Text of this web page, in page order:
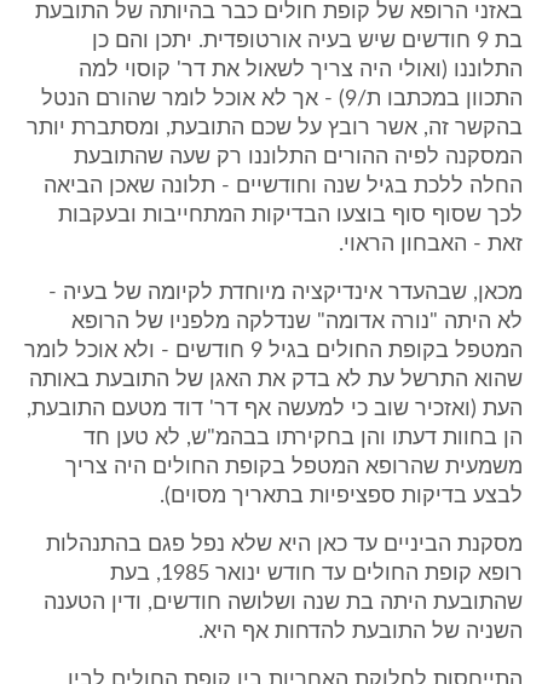
באזני הרופא של קופת חולים כבר בהיותה של התובעת
בת 9 חודשים שיש בעיה אורטופדית. יתכן והם כן
התלוננו (ואולי היה צריך לשאול את דר' קוסוי למה
התכוון במכתבו ת/9) - אך לא אוכל לומר שהורם הנטל
בהקשר זה, אשר רובץ על שכם התובעת, ומסתברת יותר
המסקנה לפיה ההורים התלוננו רק שעה שהתובעת
החלה ללכת בגיל שנה וחודשיים - תלונה שאכן הביאה
לכך שסוף סוף בוצעו הבדיקות המתחייבות ובעקבות
זאת - האבחון הראוי.
מכאן, שבהעדר אינדיקציה מיוחדת לקיומה של בעיה -
לא היתה "נורה אדומה" שנדלקה מלפניו של הרופא
המטפל בקופת החולים בגיל 9 חודשים - ולא אוכל לומר
שהוא התרשל עת לא בדק את האגן של התובעת באותה
העת (ואזכיר שוב כי למעשה אף דר' דוד מטעם התובעת,
הן בחוות דעתו והן בחקירתו בבהמ"ש, לא טען חד
משמעית שהרופא המטפל בקופת החולים היה צריך
לבצע בדיקות ספציפיות בתאריך מסוים).
מסקנת הביניים עד כאן היא שלא נפל פגם בהתנהלות
רופא קופת החולים עד חודש ינואר 1985, בעת
שהתובעת היתה בת שנה ושלושה חודשים, ודין הטענה
השניה של התובעת להדחות אף היא.